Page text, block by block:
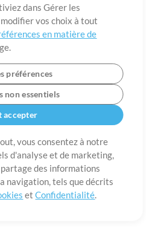
dans Gérer les
vos choix à tout
en matière de
préférences
non essentiels
accepter
vous consentez à notre
d'analyse et de marketing,
des informations
navigation, tels que décrits
etConfidentialité.